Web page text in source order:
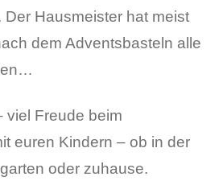
Der Hausmeister hat meist
dem Adventsbasteln alle
viel Freude beim
euren Kindern – ob in der
oder zuhause.